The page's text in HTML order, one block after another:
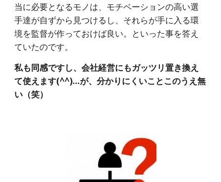
当に必要となるモノは、モチベーションの高い選
手達が自ずから見つけるし、それらが手に入る環
境を監督が作っておけば良い。といった事を答え
ていたのです。
私も同感ですし、会社経営にもガッツリ置き換え
て使えます(^^)…が、分かりにくいことこのうえ無
い（笑）